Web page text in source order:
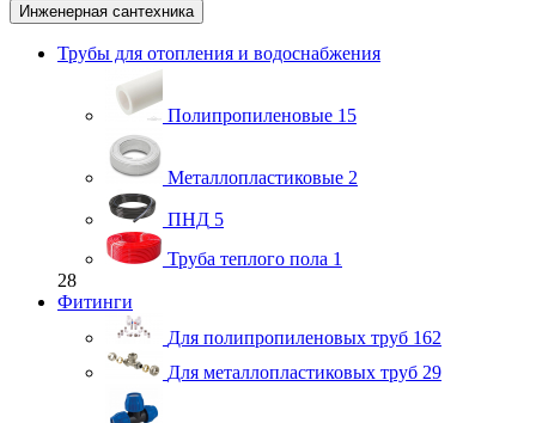
Инженерная сантехника
Трубы для отопления и водоснабжения
Полипропиленовые 15
Металлопластиковые 2
ПНД 5
Труба теплого пола 1
28
Фитинги
Для полипропиленовых труб 162
Для металлопластиковых труб 29